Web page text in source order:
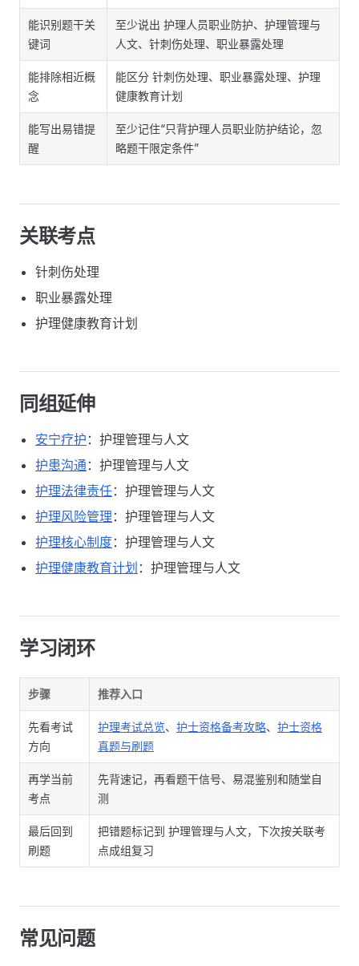
能识别题干关
键词
至少说出 护理人员职业防护、护理管理与
人文、针刺伤处理、职业暴露处理
能排除相近概
念
能区分 针刺伤处理、职业暴露处理、护理
健康教育计划
能写出易错提
醒
至少记住“只背护理人员职业防护结论，忽
略题干限定条件”
关联考点
针刺伤处理
职业暴露处理
护理健康教育计划
同组延伸
安宁疗护 ：护理管理与人文
护患沟通：护理管理与人文
护理法律责任：护理管理与人文
护理风险管理 ：护理管理与人文
护理核心制度：护理管理与人文
护理健康教育计划 ：护理管理与人文
学习闭环
步骤 推荐入口
先看考试
方向
护理考试总览、 护士资格备考攻略、 护士资格
真题与刷题
再学当前
考点
先背速记，再看题干信号、易混鉴别和随堂自
测
最后回到
刷题
把错题标记到 护理管理与人文，下次按关联考
点成组复习
常见问题